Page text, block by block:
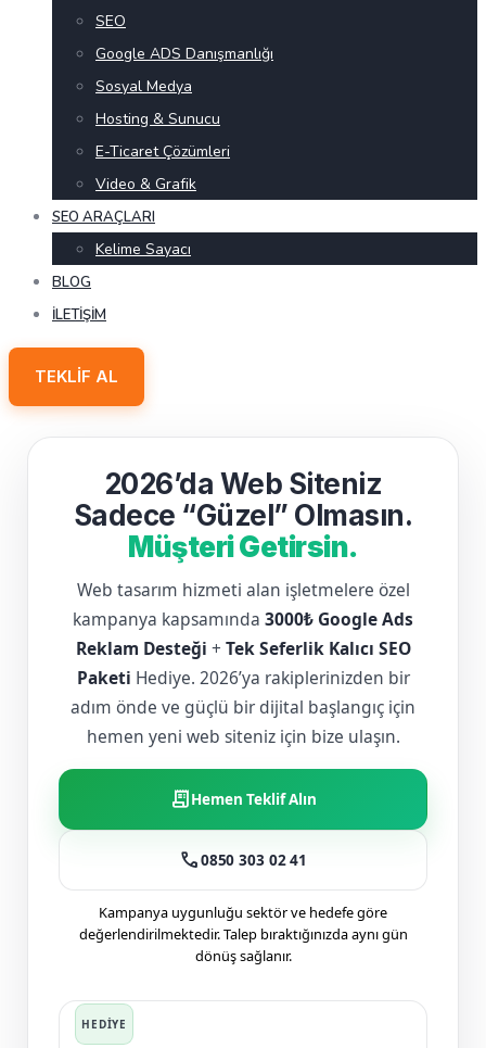
SEO
Google ADS Danışmanlığı
Sosyal Medya
Hosting & Sunucu
E-Ticaret Çözümleri
Video & Grafik
SEO ARAÇLARI
Kelime Sayacı
BLOG
İLETIŞIM
TEKLIF AL
2026’da Web Siteniz
Sadece “Güzel” Olmasın.
Müşteri Getirsin.
Web tasarım hizmeti alan işletmelere özel
kampanya kapsamında 3000₺ Google Ads
Reklam Desteği + Tek Seferlik Kalıcı SEO
Paketi Hediye. 2026’ya rakiplerinizden bir
adım önde ve güçlü bir dijital başlangıç için
hemen yeni web siteniz için bize ulaşın.
receipt_longHemen Teklif Alın
call0850 303 02 41
Kampanya uygunluğu sektör ve hedefe göre
değerlendirilmektedir. Talep bıraktığınızda aynı gün
dönüş sağlanır.